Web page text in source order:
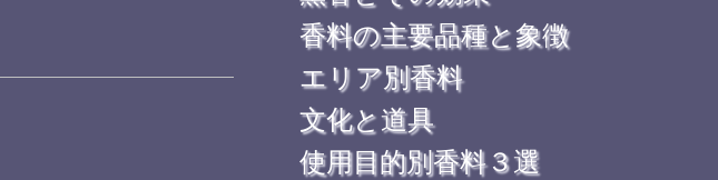
香料の主要品種と象徴
エリア別香料
文化と道具
使用目的別香料３選